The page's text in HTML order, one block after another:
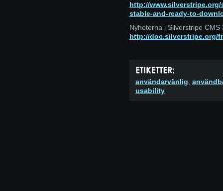
http://
stable-and-ready-to-
Nyheterna i Silverstripe CMS
http://doc.silverstripe.org/
användarvänlig
usability